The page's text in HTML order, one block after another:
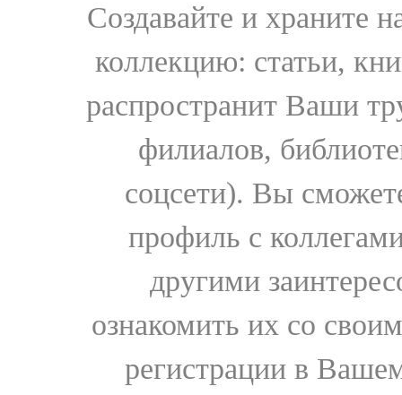
Создавайте и храните
коллекцию: статьи,
распространит Ваши
филиалов,
соцсети). Вы
профиль с
другими
ознакомить их со
регистрации в